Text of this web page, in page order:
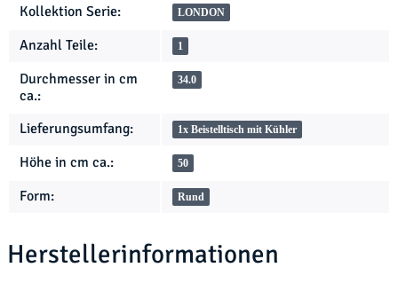
Kollektion Serie: LONDON
Anzahl Teile: 1
Durchmesser in cm
ca.:
34.0
Lieferungsumfang: 1x Beistelltisch mit Kühler
Höhe in cm ca.: 50
Form: Rund
Herstellerinformationen